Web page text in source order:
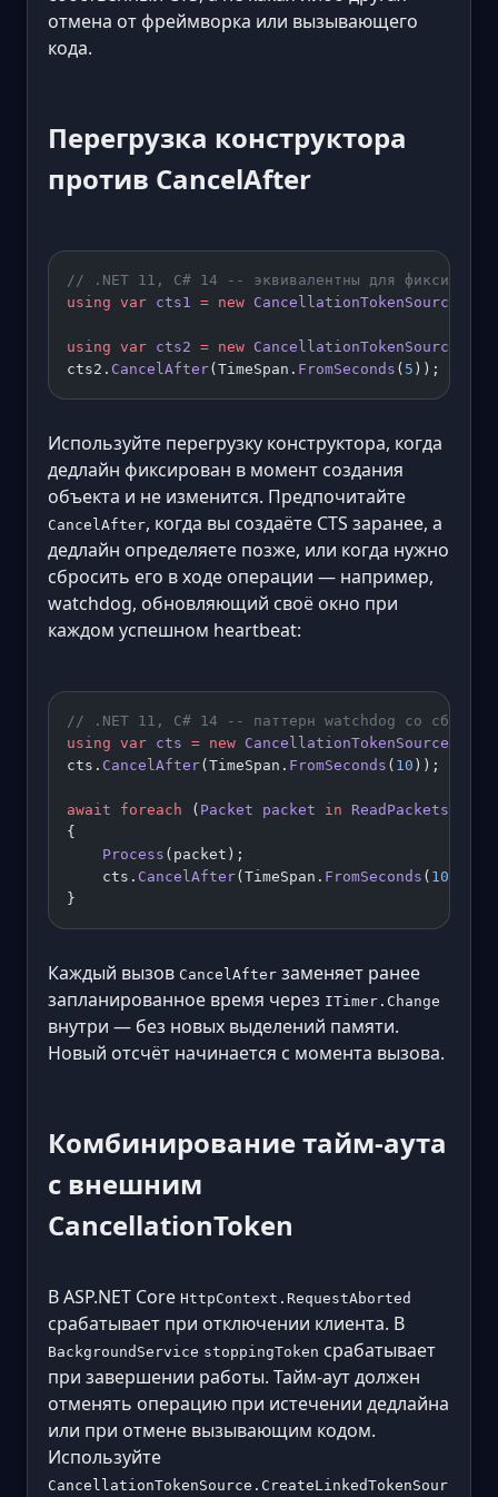
отмена от фреймворка или вызывающего
кода.
Перегрузка конструктора
против CancelAfter
// .NET 11, C# 14 -- эквивалентны для
using var cts1 = new CancellationTokenSource
using var cts2 = new CancellationTokenSource
cts2. CancelAfter(TimeSpan. FromSeconds ( 5 ));
Используйте перегрузку конструктора, когда
дедлайн фиксирован в момент создания
объекта и не изменится. Предпочитайте
CancelAfter, когда вы создаёте CTS заранее, а
дедлайн определяете позже, или когда нужно
сбросить его в ходе операции — например,
watchdog, обновляющий своё окно при
каждом успешном heartbeat:
// .NET 11, C# 14 -- паттерн watchdog со сбросом
using var cts = new CancellationTokenSource
cts. CancelAfter(TimeSpan. FromSeconds ( 10 ));
await foreach ( Packet packet in ReadPacketsAsync
{
    Process
(packet);
    cts.
CancelAfter(TimeSpan. FromSeconds ( 10
}
Каждый вызов CancelAfter заменяет ранее
запланированное время через ITimer.Change
внутри — без новых выделений памяти.
Новый отсчёт начинается с момента вызова.
Комбинирование тайм-аута
с внешним
CancellationToken
В ASP.NET Core HttpContext.RequestAborted
срабатывает при отключении клиента. В
BackgroundService stoppingToken срабатывает
при завершении работы. Тайм-аут должен
отменять операцию при истечении дедлайна
или при отмене вызывающим кодом.
Используйте
CancellationTokenSource.CreateLinkedTokenSour